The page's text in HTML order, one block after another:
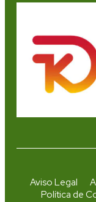
Aviso Legal
Política de